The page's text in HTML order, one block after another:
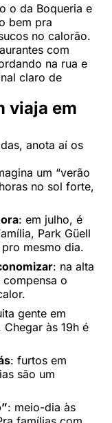
o da Boqueria e
bem pra
no calorão.
com
na rua e
claro de
viaja em
anota aí os
um “verão
no sol forte,
: em julho, é
Park Güell
mesmo dia.
: na alta
o
gente em
às 19h é
: furtos em
são um
: meio-dia às